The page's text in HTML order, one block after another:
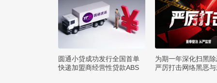
圆通小贷成功发行全国首单
快递加盟商经营性贷款ABS
为期一年深化扫黑
严厉打击网络黑恶